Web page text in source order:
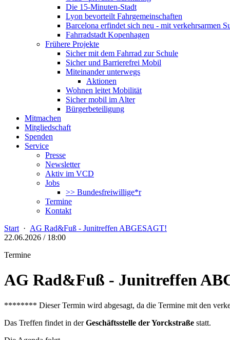
Die 15-Minuten-Stadt
Lyon bevorteilt Fahrgemeinschaften
Barcelona erfindet sich neu - mit verkehrsarmen
Fahrradstadt Kopenhagen
Frühere Projekte
Sicher mit dem Fahrrad zur Schule
Sicher und Barrierefrei Mobil
Miteinander unterwegs
Aktionen
Wohnen leitet Mobilität
Sicher mobil im Alter
Bürgerbeteiligung
Mitmachen
Mitgliedschaft
Spenden
Service
Presse
Newsletter
Aktiv im VCD
Jobs
>> Bundesfreiwillige*r
Termine
Kontakt
Start · AG Rad&Fuß - Junitreffen ABGESAGT!
22.06.2026 / 18:00
Termine
AG Rad&Fuß - Junitreffen
******** Dieser Termin wird abgesagt, da die Termine mit den
Das Treffen findet in derGeschäftsstelle der Yorckstraße statt.